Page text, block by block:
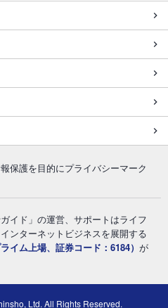
保護を目的にプライバシーマーク
イド」の運営、サポートはライフ
ンターネットビジネスを展開する
イム上場、証券コード：6184） が
Ltd. All Rights Reserved.